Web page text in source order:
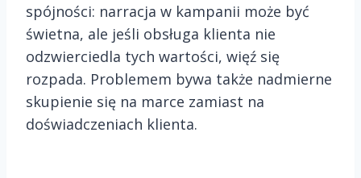
spójności: narracja w kampanii może być
świetna, ale jeśli obsługa klienta nie
odzwierciedla tych wartości, więź się
rozpada. Problemem bywa także nadmierne
skupienie się na marce zamiast na
doświadczeniach klienta.